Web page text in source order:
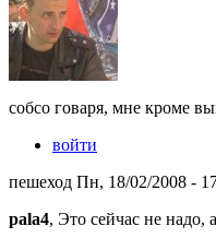
собсо говаря, мне кроме
войти
пешеход Пн, 18/02/2008 -
pala4, Это сейчас не надо,